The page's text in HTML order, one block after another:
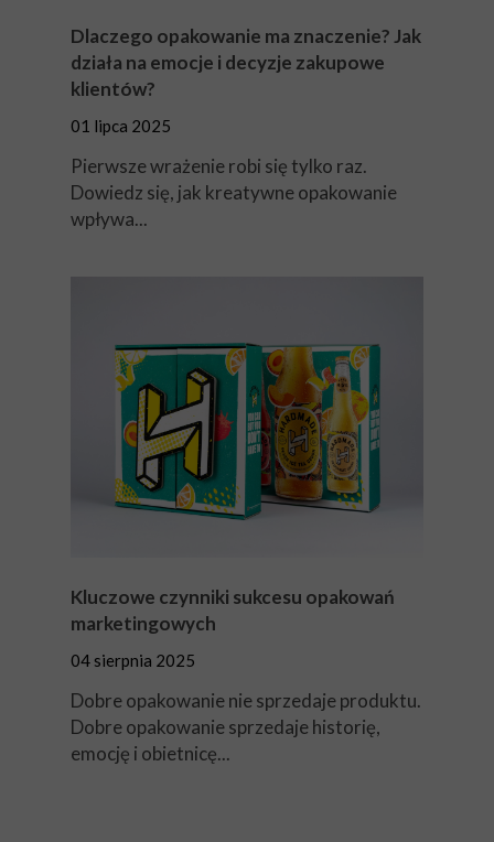
Dlaczego opakowanie ma znaczenie? Jak
działa na emocje i decyzje zakupowe
klientów?
01 lipca 2025
Pierwsze wrażenie robi się tylko raz.
Dowiedz się, jak kreatywne opakowanie
wpływa...
Kluczowe czynniki sukcesu opakowań
marketingowych
04 sierpnia 2025
Dobre opakowanie nie sprzedaje produktu.
Dobre opakowanie sprzedaje historię,
emocję i obietnicę...